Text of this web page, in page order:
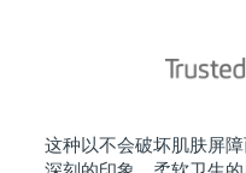
这种以不会破坏肌肤屏